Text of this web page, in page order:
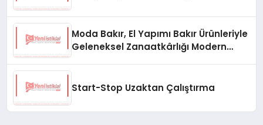
Moda Bakır, El Yapımı Bakır Ürünleriyle
Geleneksel Zanaatkârlığı Modern
Start-Stop Uzaktan Çalıştırma